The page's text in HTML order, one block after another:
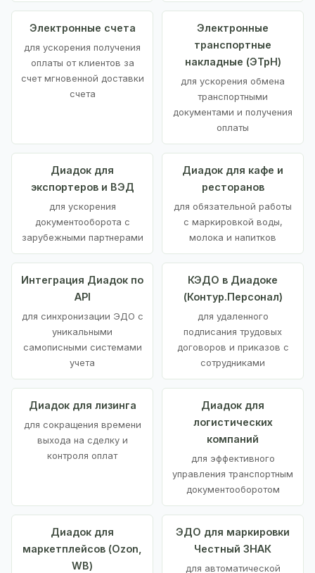
Электронные счета
для ускорения получения
оплаты от клиентов за
счет мгновенной доставки
счета
Электронные
транспортные
накладные (ЭТрН)
для ускорения обмена
транспортными
документами и получения
оплаты
Диадок для
экспортеров и ВЭД
для ускорения
документооборота с
зарубежными партнерами
Диадок для кафе и
ресторанов
для обязательной работы
с маркировкой воды,
молока и напитков
Интеграция Диадок по
API
для синхронизации ЭДО с
уникальными
самописными системами
учета
КЭДО в Диадоке
(Контур.Персонал)
для удаленного
подписания трудовых
договоров и приказов с
сотрудниками
Диадок для лизинга
для сокращения времени
выхода на сделку и
контроля оплат
Диадок для
логистических
компаний
для эффективного
управления транспортным
документооборотом
Диадок для
маркетплейсов (Ozon,
WB)
ЭДО для маркировки
Честный ЗНАК
для автоматической